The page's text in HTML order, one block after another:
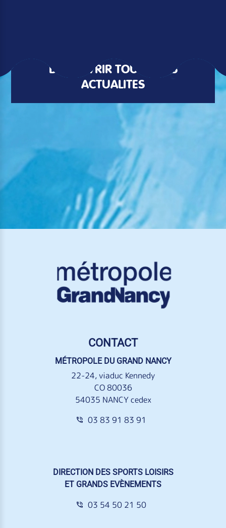
DÉCOUVRIR TOUTES LES
ACTUALITÉS
CONTACT
MÉTROPOLE DU GRAND NANCY
22-24, viaduc Kennedy
CO 80036
54035 NANCY cedex
03 83 91 83 91
DIRECTION DES SPORTS LOISIRS
ET GRANDS EVÈNEMENTS
03 54 50 21 50